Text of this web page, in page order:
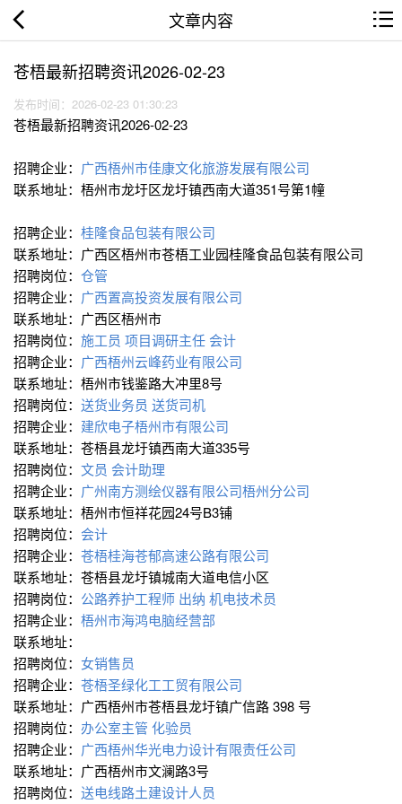
文章内容
苍梧最新招聘资讯2026-02-23
发布时间：2026-02-23 01:30:23
苍梧最新招聘资讯2026-02-23
招聘企业： 广西梧州市佳康文化旅游发展有限公司
联系地址：梧州市龙圩区龙圩镇西南大道351号第1幢
招聘企业： 桂隆食品包装有限公司
联系地址：广西区梧州市苍梧工业园桂隆食品包装有限公司
招聘岗位： 仓管
招聘企业： 广西置高投资发展有限公司
联系地址：广西区梧州市
招聘岗位： 施工员 项目调研主任会计
招聘企业： 广西梧州云峰药业有限公司
联系地址：梧州市钱鉴路大冲里8号
招聘岗位： 送货业务员 送货司机
招聘企业： 建欣电子梧州市有限公司
联系地址：苍梧县龙圩镇西南大道335号
招聘岗位： 文员 会计助理
招聘企业： 广州南方测绘仪器有限公司梧州分公司
联系地址：梧州市恒祥花园24号B3铺
招聘岗位： 会计
招聘企业： 苍梧桂海苍郁高速公路有限公司
联系地址：苍梧县龙圩镇城南大道电信小区
招聘岗位： 公路养护工程师 出纳 机电技术员
招聘企业： 梧州市海鸿电脑经营部
联系地址：
招聘岗位： 女销售员
招聘企业： 苍梧圣绿化工工贸有限公司
联系地址：广西梧州市苍梧县龙圩镇广信路 398 号
招聘岗位： 办公室主管 化验员
招聘企业： 广西梧州华光电力设计有限责任公司
联系地址：广西梧州市文澜路3号
招聘岗位： 送电线路土建设计人员